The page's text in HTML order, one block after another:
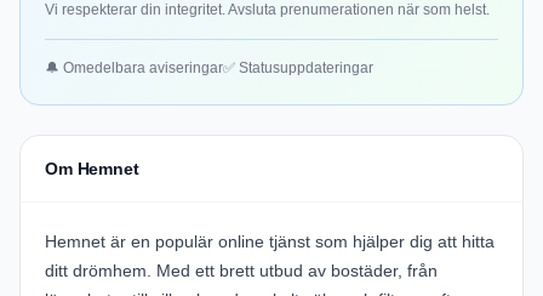
Vi respekterar din integritet. Avsluta prenumerationen när som helst.
🔔 Omedelbara aviseringar✅ Statusuppdateringar
Om Hemnet
Hemnet är en populär online tjänst som hjälper dig att hitta
ditt drömhem. Med ett brett utbud av bostäder, från